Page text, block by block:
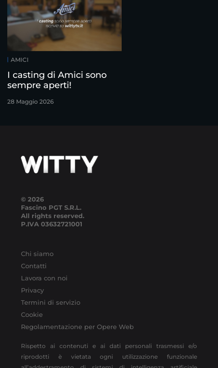
AMICI
I casting di Amici sono
sempre aperti!
28 Maggio 2026
© 2026
Fascino PGT S.R.L.
All rights reserved.
P.IVA 03632721001
Chi siamo
Contatti
Lavora con noi
Privacy
Termini di servizio
Cookie
Regolamentazione per Opere Web
Rispetto ai contenuti e ai dati personali trasmessi e/o
riprodotti è vietata ogni utilizzazione funzionale